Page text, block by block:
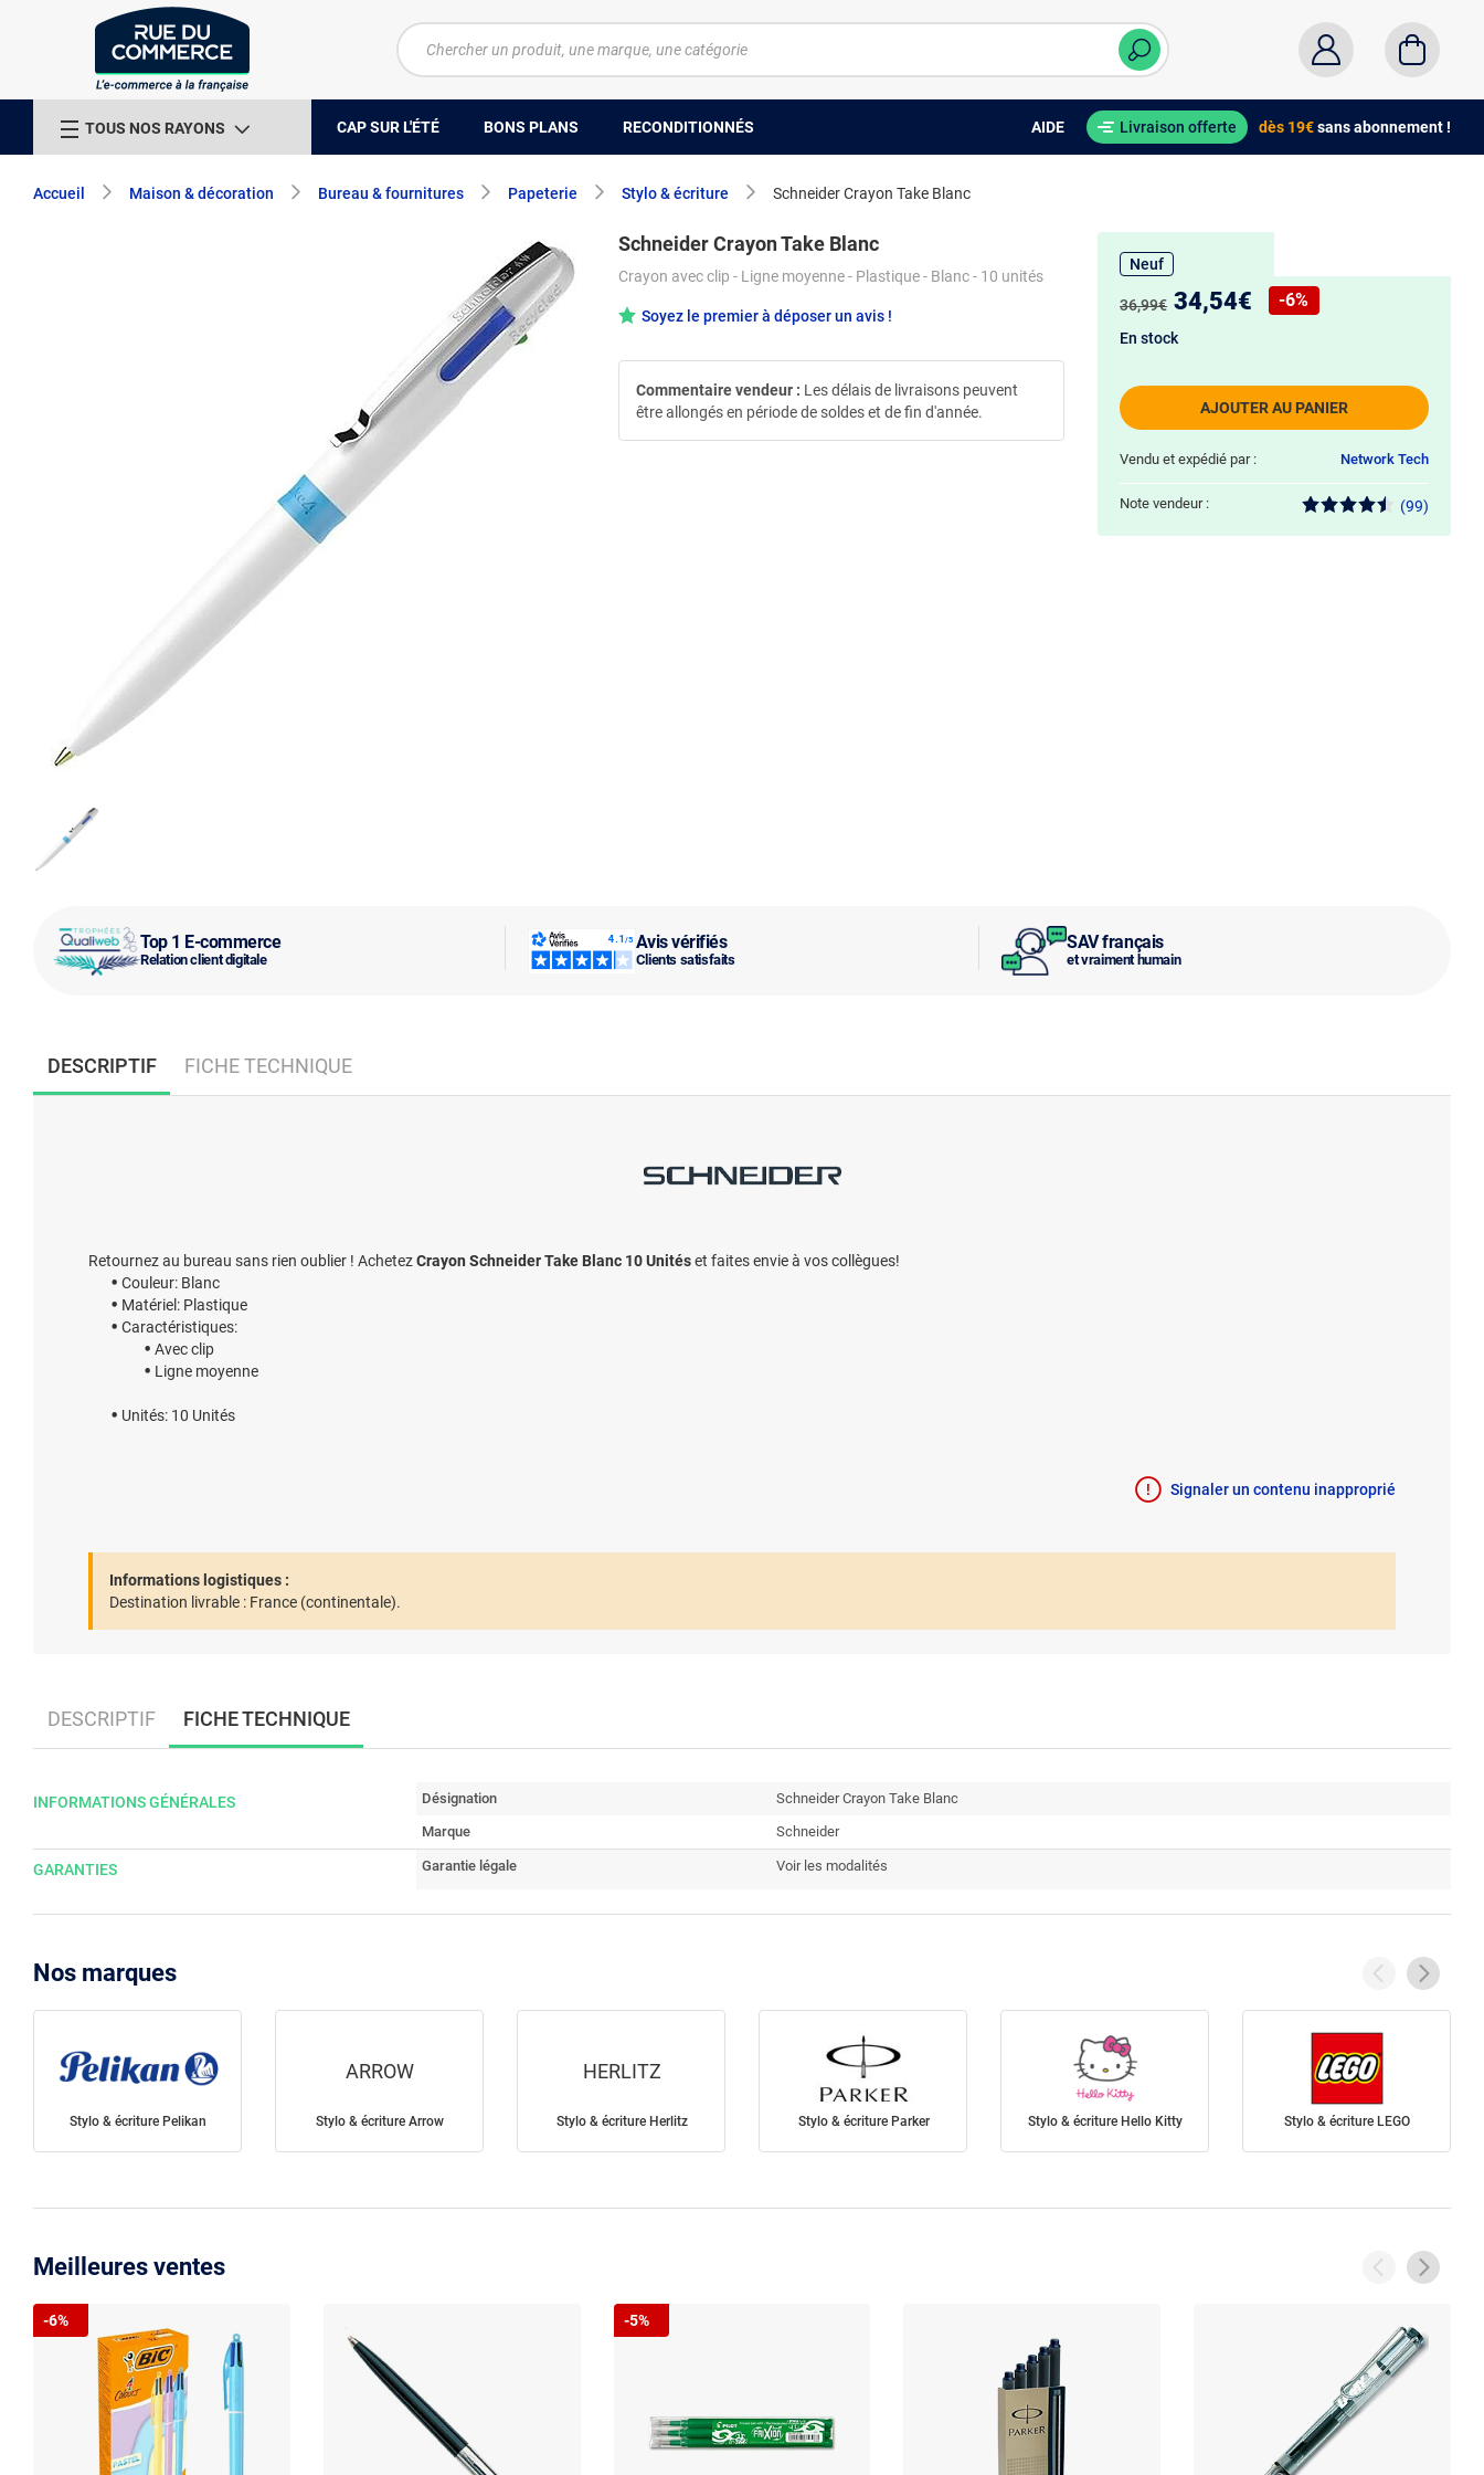
TOUS NOS RAYONS CAP SUR L'ÉTÉ BONS PLANS RECONDITIONNÉS AIDE Livraison offerte dès 19€sans abonnement !
Accueil Maison & décoration Bureau & fournitures Papeterie Stylo & écriture Schneider Crayon Take Blanc
Top 1 E-commerce
Relation client digitale
Avis vérifiés
Clients satisfaits
SAV français
et vraiment humain
Schneider Crayon Take Blanc
Crayon avec clip - Ligne moyenne - Plastique - Blanc - 10 unités
Soyez le premier à déposer un avis !
Commentaire vendeur : Les délais de livraisons peuvent
être allongés en période de soldes et de fin d'année.
Neuf
Ancien prix :
36,99€ Nouveau prix :
34,54€
Réduction de :
-6%
AJOUTER AU PANIER
En stock
Vendu et expédié par : Network Tech
Note vendeur : (99)
DESCRIPTIF FICHE TECHNIQUE
Retournez au bureau sans rien oublier ! AchetezCrayon Schneider Take Blanc 10 Unitéset faites envie à vos collègues!
Couleur: Blanc
Matériel: Plastique
Caractéristiques:
Avec clip
Ligne moyenne
Unités: 10 Unités
Signaler un contenu inapproprié
Informations logistiques :
Destination livrable : France (continentale).
DESCRIPTIF FICHE TECHNIQUE
INFORMATIONS GÉNÉRALES Désignation
Schneider Crayon Take Blanc
Marque
Schneider
GARANTIES Garantie légale Voir les modalités
Nos marques
Stylo & écriture Pelikan
ARROW
Stylo & écriture Arrow
HERLITZ
Stylo & écriture Herlitz Stylo & écriture Parker Stylo & écriture Hello Kitty Stylo & écriture LEGO
Meilleures ventes
-6% -5%